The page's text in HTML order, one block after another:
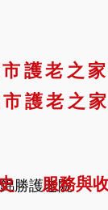
護老之
護老之
服務與
錦勝護老院